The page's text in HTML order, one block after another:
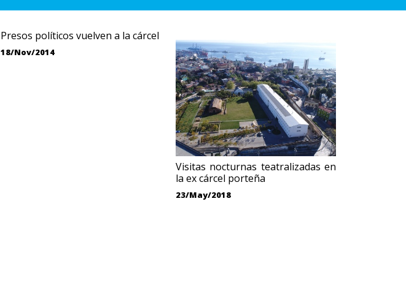
Presos políticos vuelven a la cárcel
18/Nov/2014
Visitas nocturnas teatralizadas en
la ex cárcel porteña
23/May/2018